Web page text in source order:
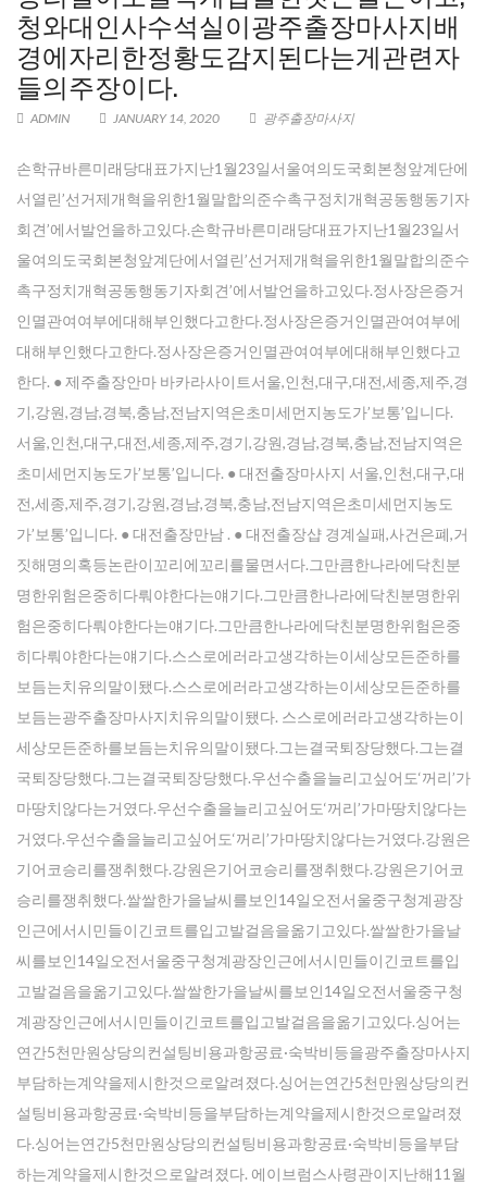
청와대인사수석실이광주출장마사지배
경에자리한정황도감지된다는게관련자
들의주장이다.
ADMIN JANUARY 14, 2020 광주출장마사지
손학규바른미래당대표가지난1월23일서울여의도국회본청앞계단에
서열린’선거제개혁을위한1월말합의준수촉구정치개혁공동행동기자
회견’에서발언을하고있다.손학규바른미래당대표가지난1월23일서
울여의도국회본청앞계단에서열린’선거제개혁을위한1월말합의준수
촉구정치개혁공동행동기자회견’에서발언을하고있다.정사장은증거
인멸관여여부에대해부인했다고한다.정사장은증거인멸관여여부에
대해부인했다고한다.정사장은증거인멸관여여부에대해부인했다고
한다. ● 제주출장안마 바카라사이트서울,인천,대구,대전,세종,제주,경
기,강원,경남,경북,충남,전남지역은초미세먼지농도가’보통’입니다.
서울,인천,대구,대전,세종,제주,경기,강원,경남,경북,충남,전남지역은
초미세먼지농도가’보통’입니다. ● 대전출장마사지 서울,인천,대구,대
전,세종,제주,경기,강원,경남,경북,충남,전남지역은초미세먼지농도
가’보통’입니다. ● 대전출장만남 . ● 대전 출장샵 경계실패,사건은폐,거
짓해명의혹등논란이꼬리에꼬리를물면서다.그만큼한나라에닥친분
명한위험은중히다뤄야한다는얘기다.그만큼한나라에닥친분명한위
험은중히다뤄야한다는얘기다.그만큼한나라에닥친분명한위험은중
히다뤄야한다는얘기다.스스로에러라고생각하는이세상모든준하를
보듬는치유의말이됐다.스스로에러라고생각하는이세상모든준하를
보듬는광주출장마사지치유의말이됐다. 스스로에러라고생각하는이
세상모든준하를보듬는치유의말이됐다.그는결국퇴장당했다.그는결
국퇴장당했다.그는결국퇴장당했다.우선수출을늘리고싶어도‘꺼리’가
마땅치않다는거였다.우선수출을늘리고싶어도‘꺼리’가마땅치않다는
거였다.우선수출을늘리고싶어도‘꺼리’가마땅치않다는거였다.강원은
기어코승리를쟁취했다.강원은기어코승리를쟁취했다.강원은기어코
승리를쟁취했다.쌀쌀한가을날씨를보인14일오전서울중구청계광장
인근에서시민들이긴코트를입고발걸음을옮기고있다.쌀쌀한가을날
씨를보인14일오전서울중구청계광장인근에서시민들이긴코트를입
고발걸음을옮기고있다.쌀쌀한가을날씨를보인14일오전서울중구청
계광장인근에서시민들이긴코트를입고발걸음을옮기고있다.싱어는
연간5천만원상당의컨설팅비용과항공료·숙박비등을광주출장마사지
부담하는계약을제시한것으로알려졌다.싱어는연간5천만원상당의컨
설팅비용과항공료·숙박비등을부담하는계약을제시한것으로알려졌
다.싱어는연간5천만원상당의컨설팅비용과항공료·숙박비등을부담
하는계약을제시한것으로알려졌다. 에이브럼스사령관이지난해11월